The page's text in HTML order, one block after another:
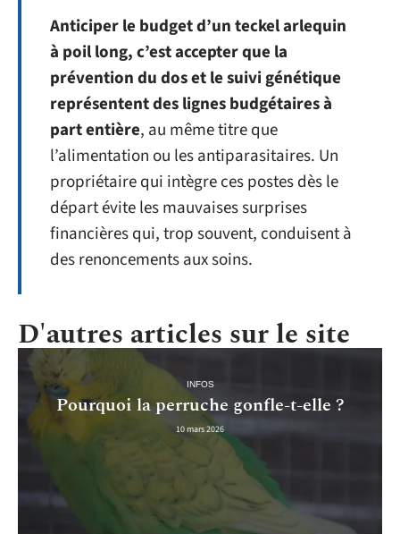
Anticiper le budget d’un teckel arlequin
à poil long, c’est accepter que la
prévention du dos et le suivi génétique
représentent des lignes budgétaires à
part entière, au même titre que
l’alimentation ou les antiparasitaires. Un
propriétaire qui intègre ces postes dès le
départ évite les mauvaises surprises
financières qui, trop souvent, conduisent à
des renoncements aux soins.
D'autres articles sur le site
INFOS
Pourquoi la perruche gonfle-t-elle ?
10 mars 2026